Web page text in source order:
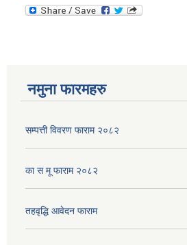
नमुना फारमहरु
सम्पत्ती विवरण फाराम २०८२
का स मू फाराम २०८२
तहवृद्धि आवेदन फाराम